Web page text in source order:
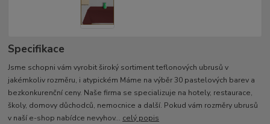
Specifikace
Jsme schopni vám vyrobit široký sortiment teflonových ubrusů v
jakémkoliv rozměru, i atypickém Máme na výběr 30 pastelových barev a
bezkonkurenční ceny. Naše firma se specializuje na hotely, restaurace,
školy, domovy důchodců, nemocnice a další. Pokud vám rozměry ubrusů
v naší e-shop nabídce nevyhov... celý popis